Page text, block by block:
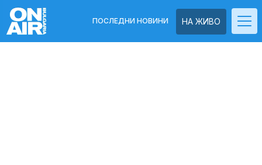
НА ЖИВО
ПОСЛЕДНИ НОВИНИ